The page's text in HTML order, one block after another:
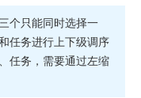
个只能同时选择一
任务进行上下级调序
任务，需要通过左缩